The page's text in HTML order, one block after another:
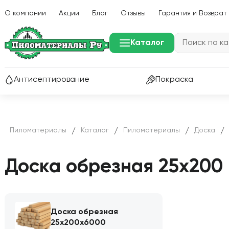
О компании Акции Блог Отзывы Гарантия и Возврат
Каталог
Антисептирование Покраска
Пиломатериалы / Каталог / Пиломатериалы / Доска /
Доска обрезная 25х200
Доска обрезная
25х200х6000